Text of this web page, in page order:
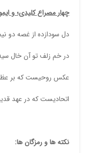
چهار مصراع کلیدی؛ و
دل سودازده از غصه دو
در خم زلف تو آن خال
عکس روحیست که بر
اتحادیست که در عهد
نکته ها و رمزگان ها: